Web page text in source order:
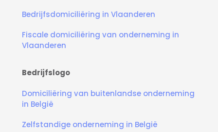
Bedrijfsdomiciliëring in Vlaanderen
Fiscale domiciliëring van onderneming in
Vlaanderen
Bedrijfslogo
Domiciliëring van buitenlandse onderneming
in België
Zelfstandige onderneming in België